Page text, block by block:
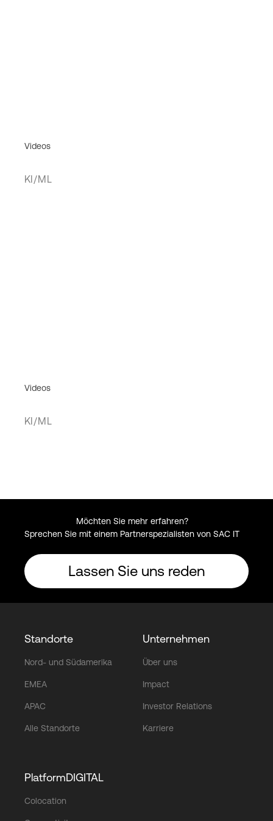
Videos
KI/ML
Videos
KI/ML
Möchten Sie mehr erfahren?
Sprechen Sie mit einem Partnerspezialisten von SAC IT
Lassen Sie uns reden
Standorte
Nord- und Südamerika
EMEA
APAC
Alle Standorte
Unternehmen
Über uns
Impact
Investor Relations
Karriere
PlatformDIGITAL
Colocation